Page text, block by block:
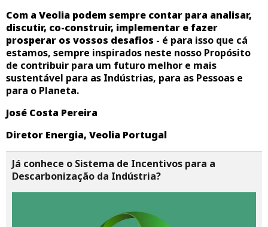
Com a Veolia podem sempre contar para analisar,
discutir, co-construir, implementar e fazer
prosperar os vossos desafios - é para isso que cá
estamos, sempre inspirados neste nosso Propósito
de contribuir para um futuro melhor e mais
sustentável para as Indústrias, para as Pessoas e
para o Planeta.
José Costa Pereira
Diretor Energia, Veolia Portugal
Já conhece o Sistema de Incentivos para a
Descarbonização da Indústria?